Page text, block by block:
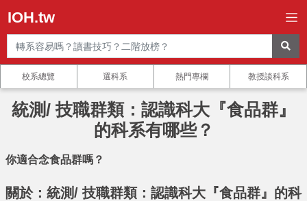
IOH.tw
校系總覽 選科系 熱門專欄 教授談科系
統測/ 技職群類：認識科大『食品群』
的科系有哪些？
你適合念食品群嗎？
關於：統測/ 技職群類：認識科大『食品群』的科